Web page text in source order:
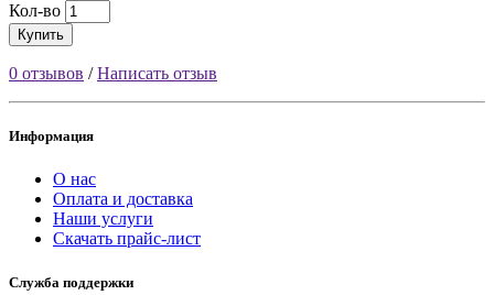
Кол-во
Купить
0 отзывов /Написать отзыв
Информация
О нас
Оплата и доставка
Наши услуги
Скачать прайс-лист
Служба поддержки